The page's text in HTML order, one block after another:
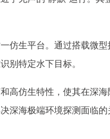
仿生平台。通过搭载微
别特定水下目标。
高仿生特性，使其在深
海极端环境探测面临的